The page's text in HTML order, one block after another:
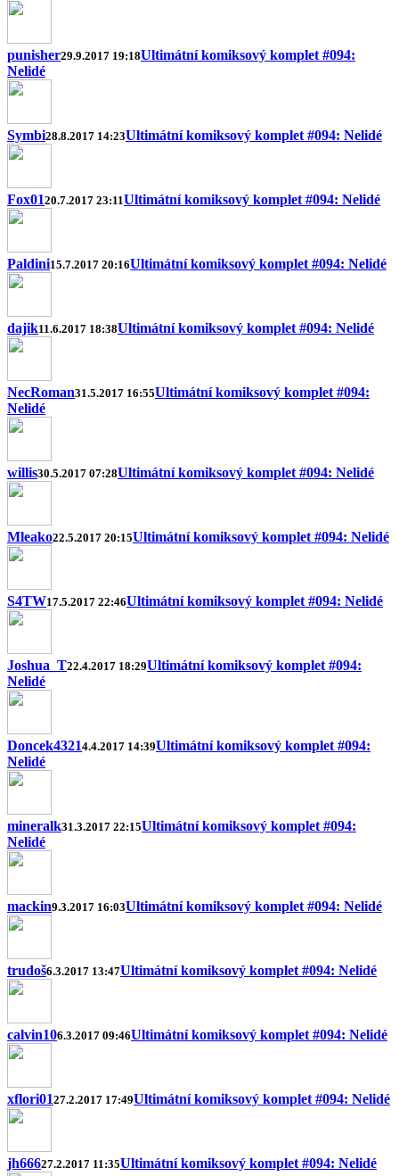
punisher29.9.2017 19:18Ultimátní komiksový komplet #094:
Nelidé
Symbi28.8.2017 14:23Ultimátní komiksový komplet #094: Nelidé
Fox0120.7.2017 23:11Ultimátní komiksový komplet #094: Nelidé
Paldini15.7.2017 20:16Ultimátní komiksový komplet #094: Nelidé
dajik11.6.2017 18:38Ultimátní komiksový komplet #094: Nelidé
NecRoman31.5.2017 16:55Ultimátní komiksový komplet #094:
Nelidé
willis30.5.2017 07:28Ultimátní komiksový komplet #094: Nelidé
Mleako22.5.2017 20:15Ultimátní komiksový komplet #094: Nelidé
S4TW17.5.2017 22:46Ultimátní komiksový komplet #094: Nelidé
Joshua_T22.4.2017 18:29Ultimátní komiksový komplet #094:
Nelidé
Doncek43214.4.2017 14:39Ultimátní komiksový komplet #094:
Nelidé
mineralk31.3.2017 22:15Ultimátní komiksový komplet #094:
Nelidé
mackin9.3.2017 16:03Ultimátní komiksový komplet #094: Nelidé
trudoš6.3.2017 13:47Ultimátní komiksový komplet #094: Nelidé
calvin106.3.2017 09:46Ultimátní komiksový komplet #094: Nelidé
xflori0127.2.2017 17:49Ultimátní komiksový komplet #094: Nelidé
jh66627.2.2017 11:35Ultimátní komiksový komplet #094: Nelidé